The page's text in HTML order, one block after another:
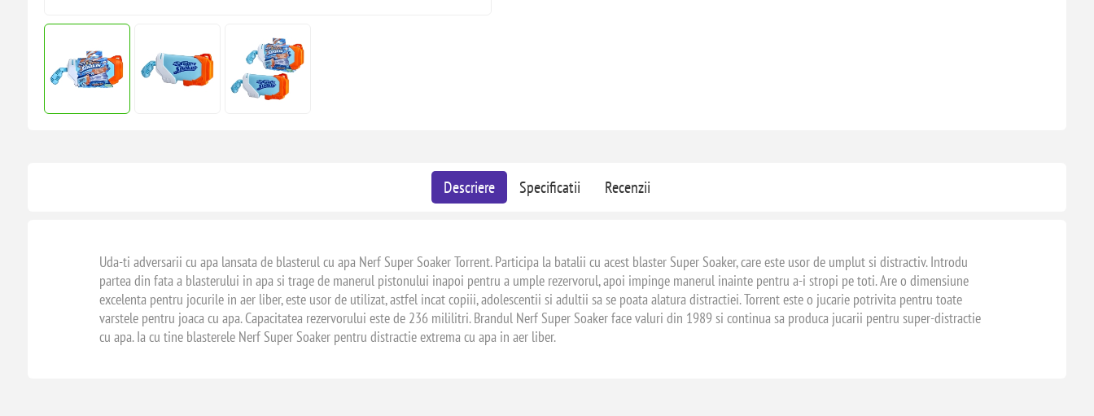
Descriere Specificatii Recenzii
Uda-ti adversarii cu apa lansata de blasterul cu apa Nerf Super Soaker Torrent. Participa la batalii cu acest blaster Super Soaker, care este usor de umplut si distractiv. Introdu
partea din fata a blasterului in apa si trage de manerul pistonului inapoi pentru a umple rezervorul, apoi impinge manerul inainte pentru a-i stropi pe toti. Are o dimensiune
excelenta pentru jocurile in aer liber, este usor de utilizat, astfel incat copiii, adolescentii si adultii sa se poata alatura distractiei. Torrent este o jucarie potrivita pentru toate
varstele pentru joaca cu apa. Capacitatea rezervorului este de 236 mililitri. Brandul Nerf Super Soaker face valuri din 1989 si continua sa produca jucarii pentru super-distractie
cu apa. Ia cu tine blasterele Nerf Super Soaker pentru distractie extrema cu apa in aer liber.